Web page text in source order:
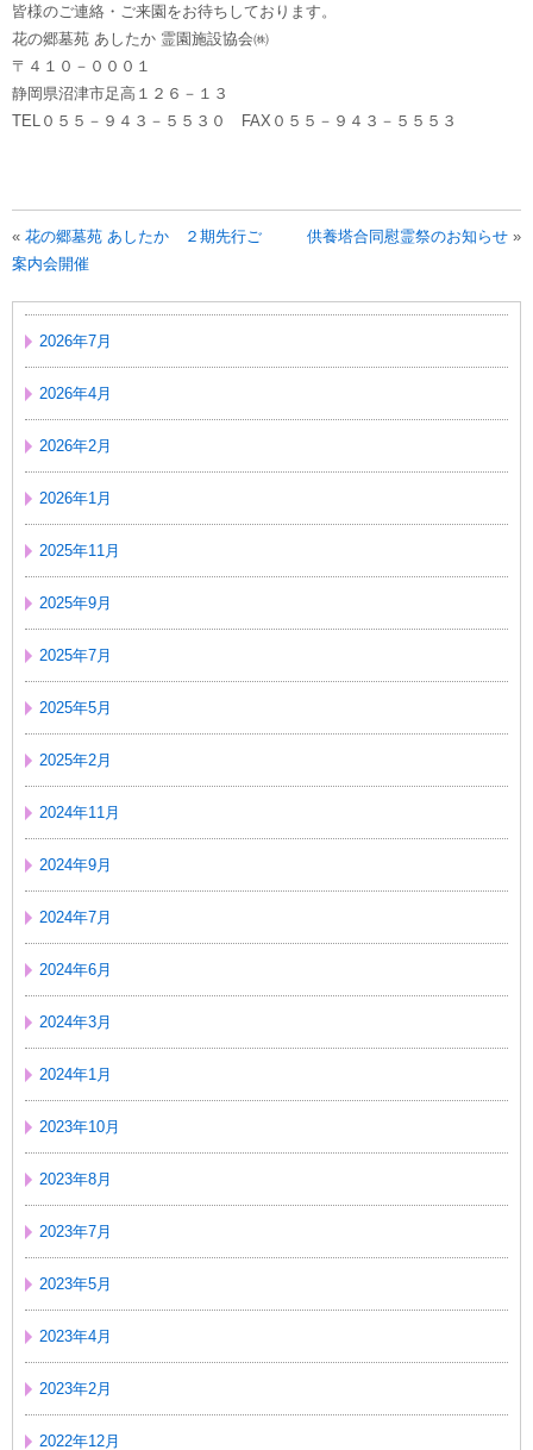
皆様のご連絡・ご来園をお待ちしております。
花の郷墓苑 あしたか 霊園施設協会㈱
〒４１０－０００１
静岡県沼津市足高１２６－１３
TEL０５５－９４３－５５３０ FAX０５５－９４３－５５５３
« 花の郷墓苑 あしたか ２期先行ご
案内会開催
供養塔合同慰霊祭のお知らせ »
2026年7月
2026年4月
2026年2月
2026年1月
2025年11月
2025年9月
2025年7月
2025年5月
2025年2月
2024年11月
2024年9月
2024年7月
2024年6月
2024年3月
2024年1月
2023年10月
2023年8月
2023年7月
2023年5月
2023年4月
2023年2月
2022年12月